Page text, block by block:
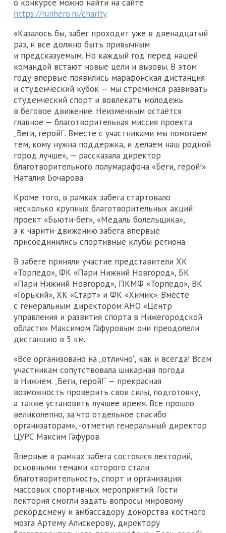
о конкурсе можно найти на сайте
https://runhero.ru/charity.
«Казалось бы, забег проходит уже в двенадцатый
раз, и все должно быть привычным
и предсказуемым. Но каждый год перед нашей
командой встают новые цели и вызовы. В этом
году впервые появились марафонская дистанция
и студенческий кубок — мы стремимся развивать
студенческий спорт и вовлекать молодежь
в беговое движение. Неизменным остаётся
главное — благотворительная миссия проекта
„Беги, герой!“. Вместе с участниками мы помогаем
тем, кому нужна поддержка, и делаем наш родной
город лучше», — рассказала директор
благотворительного полумарафона «Беги, герой!»
Наталия Бочарова.
Кроме того, в рамках забега стартовало
несколько крупных благотворительных акций:
проект «Бьюти-бег», «Медаль болельщика»,
а к чарити-движению забега впервые
присоединились спортивные клубы региона.
В забеге приняли участие представители ХК
«Торпедо», ФК «Пари Нижний Новгород», БК
«Пари Нижний Новгород», ПКМФ «Торпедо», ВК
«Горький», ХК «Старт» и ФК «Химик». Вместе
с генеральным директором АНО «Центр
управления и развития спорта в Нижегородской
области» Максимом Гафуровым они преодолели
дистанцию в 5 км.
«Все организовано на „отлично“, как и всегда! Всем
участникам сопутствовала шикарная погода
в Нижнем. „Беги, герой!“ — прекрасная
возможность проверить свои силы, подготовку,
а также установить лучшее время. Все прошло
великолепно, за что отдельное спасибо
организаторам», -отметил генеральный директор
ЦУРС Максим Гафуров.
Впервые в рамках забега состоялся лекторий,
основными темами которого стали
благотворительность, спорт и организация
массовых спортивных мероприятий. Гости
лектория смогли задать вопросы мировому
рекордсмену и амбассадору донорства костного
мозга Артему Алискерову, директору